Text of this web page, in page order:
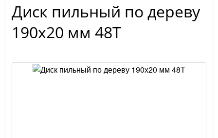
Диск пильный по дереву
190х20 мм 48Т